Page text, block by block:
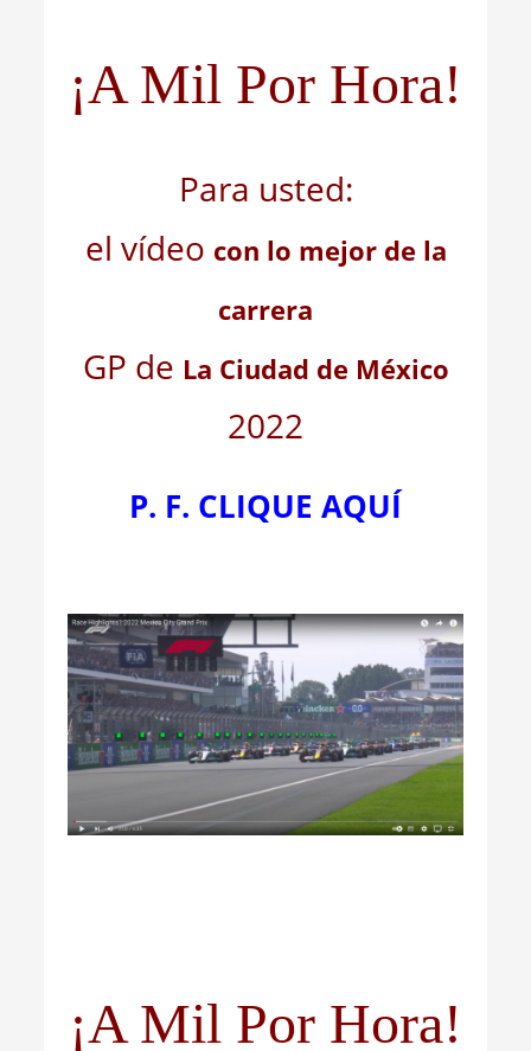
¡A Mil Por Hora!
Para usted:
el vídeo con lo mejor de la
carrera
GP de La Ciudad de México
2022
P. F. CLIQUE AQUÍ
¡A Mil Por Hora!